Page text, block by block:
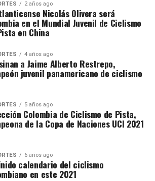
2 años ago
Nicolás Olivera será
en el Mundial Juvenil de Ciclismo
en China
4 años ago
a Jaime Alberto Restrepo,
juvenil panamericano de ciclismo
5 años ago
Colombia de Ciclismo de Pista,
de la Copa de Naciones UCI 2021
6 años ago
calendario del ciclismo
en este 2021